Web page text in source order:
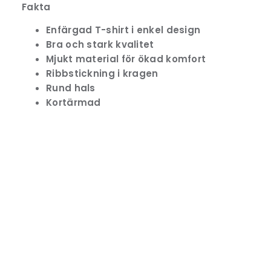
Fakta
Enfärgad T-shirt i enkel design
Bra och stark kvalitet
Mjukt material för ökad komfort
Ribbstickning i kragen
Rund hals
Kortärmad